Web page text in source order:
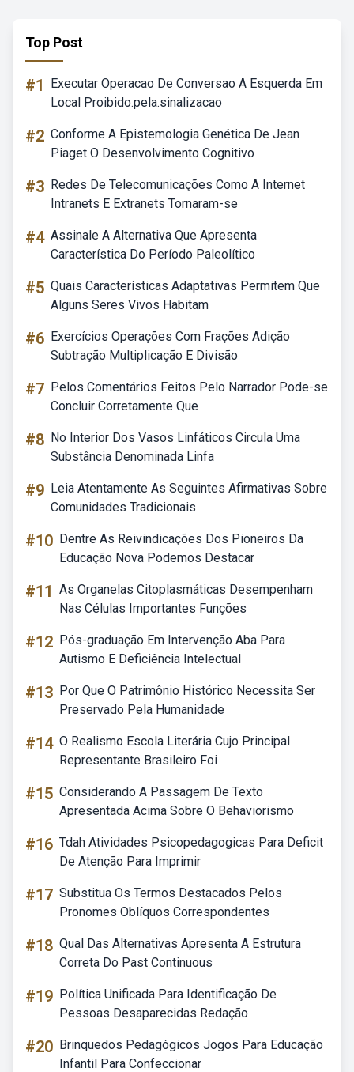
Top Post
#1
Executar Operacao De Conversao A Esquerda Em
Local Proibido.pela.sinalizacao
#2 Conforme A Epistemologia Genética De Jean
Piaget O Desenvolvimento Cognitivo
#3 Redes De Telecomunicações Como A Internet
Intranets E Extranets Tornaram-se
#4 Assinale A Alternativa Que Apresenta
Característica Do Período Paleolítico
#5 Quais Características Adaptativas Permitem Que
Alguns Seres Vivos Habitam
#6 Exercícios Operações Com Frações Adição
Subtração Multiplicação E Divisão
#7 Pelos Comentários Feitos Pelo Narrador Pode-se
Concluir Corretamente Que
#8 No Interior Dos Vasos Linfáticos Circula Uma
Substância Denominada Linfa
#9 Leia Atentamente As Seguintes Afirmativas Sobre
Comunidades Tradicionais
#10 Dentre As Reivindicações Dos Pioneiros Da
Educação Nova Podemos Destacar
#11 As Organelas Citoplasmáticas Desempenham
Nas Células Importantes Funções
#12 Pós-graduação Em Intervenção Aba Para
Autismo E Deficiência Intelectual
#13 Por Que O Patrimônio Histórico Necessita Ser
Preservado Pela Humanidade
#14 O Realismo Escola Literária Cujo Principal
Representante Brasileiro Foi
#15 Considerando A Passagem De Texto
Apresentada Acima Sobre O Behaviorismo
#16 Tdah Atividades Psicopedagogicas Para Deficit
De Atenção Para Imprimir
#17 Substitua Os Termos Destacados Pelos
Pronomes Oblíquos Correspondentes
#18 Qual Das Alternativas Apresenta A Estrutura
Correta Do Past Continuous
#19 Política Unificada Para Identificação De
Pessoas Desaparecidas Redação
#20 Brinquedos Pedagógicos Jogos Para Educação
Infantil Para Confeccionar